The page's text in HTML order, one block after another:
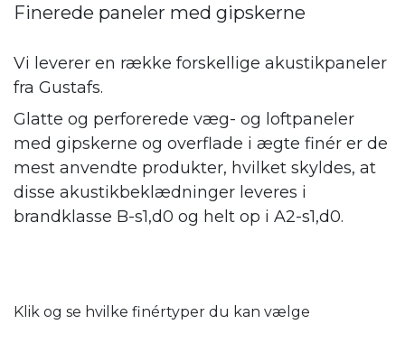
Finerede paneler med gipskerne
Vi leverer en række forskellige akustikpaneler
fra Gustafs.
Glatte og perforerede væg- og loftpaneler
med gipskerne og overflade i ægte finér er de
mest anvendte produkter, hvilket skyldes, at
disse akustikbeklædninger leveres i
brandklasse B-s1,d0 og helt op i A2-s1,d0.
Klik og se hvilke finértyper du kan vælge